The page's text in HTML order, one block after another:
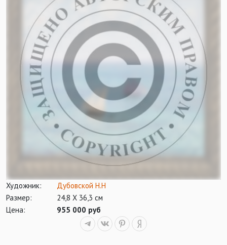
Художник:
Дубовской Н.Н
Размер:
24,8 Х 36,3 см
Цена:
955 000 руб